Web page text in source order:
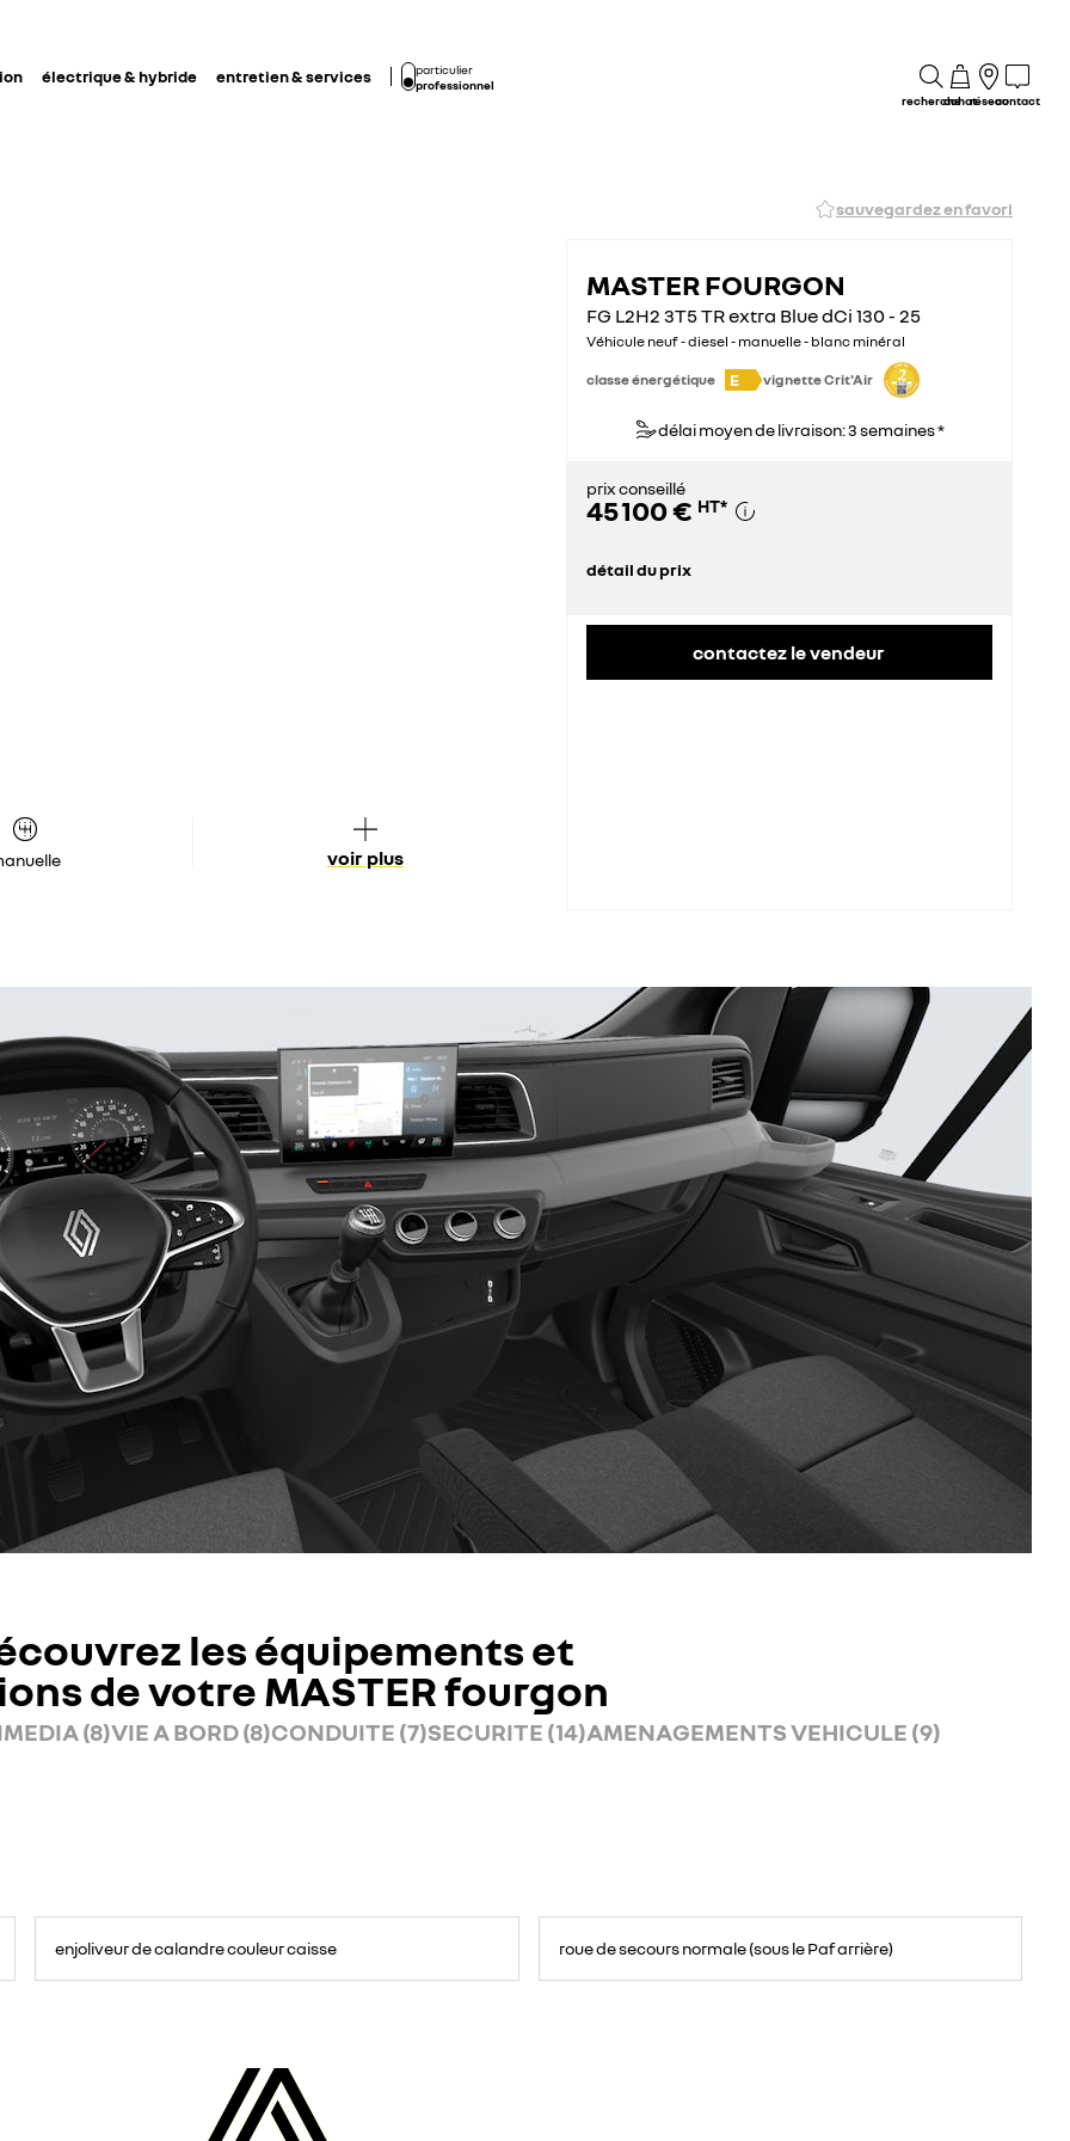
électrique & hybride entretien & services
particulier
professionnel
rechercheachatréseaucontact
sauvegardez en favori
voir plus
MASTER FOURGON
FG L2H2 3T5 TR extra Blue dCi 130 - 25
Véhicule neuf - diesel - manuelle - blanc minéral
classe énergétique E vignette Crit'Air
délai moyen de livraison: 3 semaines *
prix conseillé
45 100 € HT*
détail du prix
contactez le vendeur
les équipements et
de votre MASTER fourgon
(8)VIE A BORD (8)CONDUITE (7)SECURITE (14)AMENAGEMENTS VEHICULE (9)
enjoliveur de calandre couleur caisse roue de secours normale (sous le Paf arrière)